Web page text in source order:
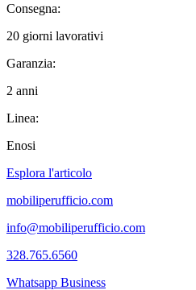
Consegna:
20 giorni lavorativi
Garanzia:
2 anni
Linea:
Enosi
Esplora l'articolo
mobiliperufficio.com
info@mobiliperufficio.com
328.765.6560
Whatsapp Business